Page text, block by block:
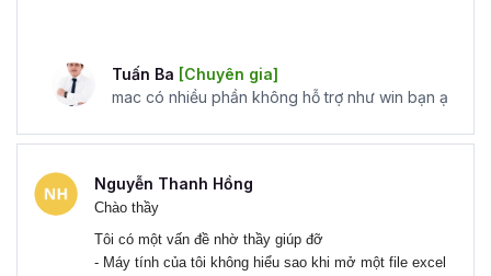
cho người học. Dưới đây là một vài ưu điểm điển hình như
Linh hoạt trong việc học tập:Các khóa học VBA
trực tuyến cho phép bạn thoải mái lựa chọn nơi và
theo lịch trình cá nhân, trên bất cứ thiết bị nào chỉ
cần có kết nối internet là được.
Tiết kiệm chi phí:Các khóa học VBA có chi phí
khá thấp so chỉ bằng 1/5 thậm chí 1/10 so với các
Tuấn Ba [Chuyên gia]
mac có nhiều phần không hỗ trợ như win bạn ạ
Nguyễn Thanh Hồng
Chào thầy
Tôi có một vấn đề nhờ thầy giúp đỡ
- Máy tính của tôi không hiểu sao khi mở một file excel